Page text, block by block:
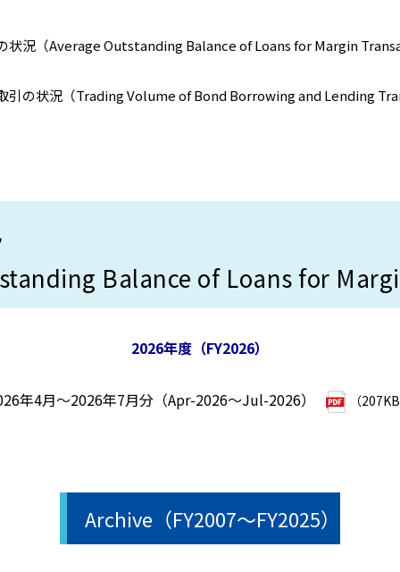
状況（Average Outstanding Balance of Loans for Margin
引の状況（Trading Volume of Bond Borrowing and Lending
Balance of Loans for
2026年度（FY2026）
年4月～2026年7月分（Apr-2026～Jul-2026） （
Archive（FY2007～FY2025）